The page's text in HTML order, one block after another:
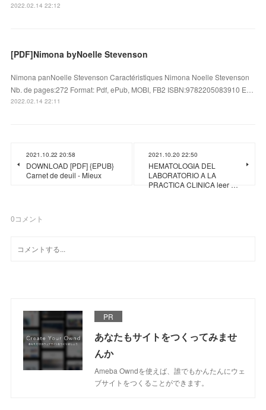
2022.02.14 22:12
[PDF]Nimona byNoelle Stevenson
Nimona panNoelle Stevenson Caractéristiques Nimona Noelle Stevenson
Nb. de pages:272 Format: Pdf, ePub, MOBI, FB2 ISBN:9782205083910 E…
2022.02.14 22:11
2021.10.22 20:58
DOWNLOAD [PDF] {EPUB}
Carnet de deuil - Mieux
2021.10.20 22:50
HEMATOLOGIA DEL
LABORATORIO A LA
PRACTICA CLINICA leer …
0コメント
PR
あなたもサイトをつくってみませ
んか
Ameba Owndを使えば、誰でもかんたんにウェ
ブサイトをつくることができます。